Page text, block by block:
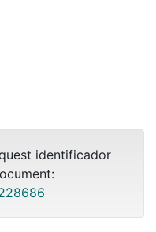
identificador